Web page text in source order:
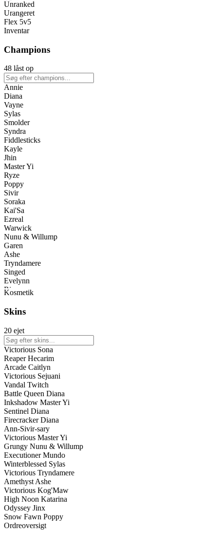
Urangeret
Flex 5v5
Inventar
Champions
48 låst op
Annie
Diana
Vayne
Sylas
Smolder
Syndra
Fiddlesticks
Kayle
Jhin
Master Yi
Ryze
Poppy
Sivir
Soraka
Kai'Sa
Ezreal
Warwick
Nunu & Willump
Garen
Ashe
Tryndamere
Singed
Evelynn
Riven
Yasuo
Jinx
Kog'Maw
Amumu
Taliyah
Dr. Mundo
Sona
Kassadin
Irelia
Samira
Janna
Lucian
Viktor
Sejuani
Caitlyn
Lulu
Draven
Katarina
Hecarim
Kha'Zix
Orianna
Jayce
Kosmetik
Skins
20 ejet
Victorious Sona
Reaper Hecarim
Arcade Caitlyn
Victorious Sejuani
Vandal Twitch
Battle Queen Diana
Inkshadow Master Yi
Sentinel Diana
Firecracker Diana
Ann-Sivir-sary
Victorious Master Yi
Grungy Nunu & Willump
Executioner Mundo
Winterblessed Sylas
Victorious Tryndamere
Amethyst Ashe
Victorious Kog'Maw
High Noon Katarina
Odyssey Jinx
Snow Fawn Poppy
Ordreoversigt